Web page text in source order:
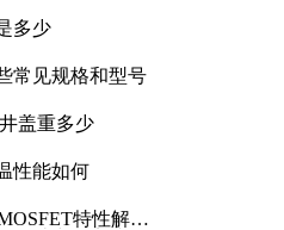
多少
常见规格和型号
盖重多少
性能如何
特性解析